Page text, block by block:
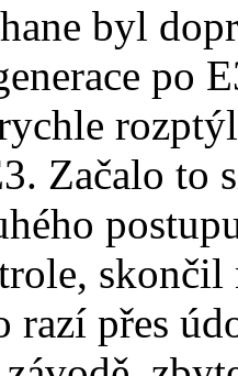
byl
po
Začalo to
skončil
přes